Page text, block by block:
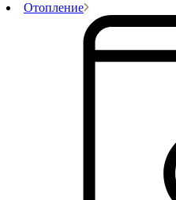
Отопление